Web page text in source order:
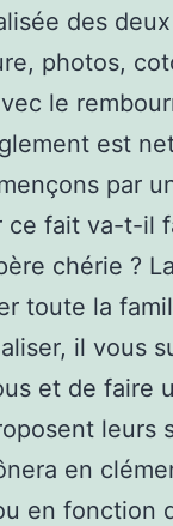
des
photos,
le
est
par
ce fait va-t-il
chérie ?
toute la
il vous
et de faire
leurs
en
en fonction